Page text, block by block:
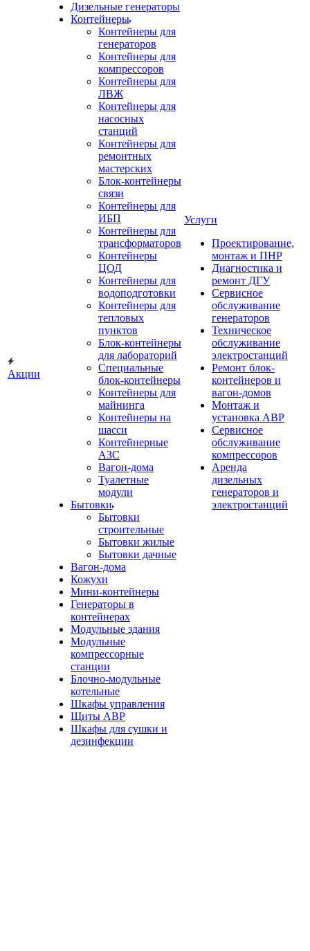
Акции
Дизельные генераторы
Контейнеры
Контейнеры для
генераторов
Контейнеры для
компрессоров
Контейнеры для
ЛВЖ
Контейнеры для
насосных
станций
Контейнеры для
ремонтных
мастерских
Блок-контейнеры
связи
Контейнеры для
ИБП
Контейнеры для
трансформаторов
Контейнеры
ЦОД
Контейнеры для
водоподготовки
Контейнеры для
тепловых
пунктов
Блок-контейнеры
для лабораторий
Специальные
блок-контейнеры
Контейнеры для
майнинга
Контейнеры на
шасси
Контейнерные
АЗС
Вагон-дома
Туалетные
модули
Бытовки
Бытовки
строительные
Бытовки жилые
Бытовки дачные
Вагон-дома
Кожухи
Мини-контейнеры
Генераторы в
контейнерах
Модульные здания
Модульные
компрессорные
станции
Блочно-модульные
котельные
Шкафы управления
Щиты АВР
Шкафы для сушки и
дезинфекции
Услуги
Проектирование,
монтаж и ПНР
Диагностика и
ремонт ДГУ
Сервисное
обслуживание
генераторов
Техническое
обслуживание
электростанций
Ремонт блок-
контейнеров и
вагон-домов
Монтаж и
установка АВР
Сервисное
обслуживание
компрессоров
Аренда
дизельных
генераторов и
электростанций